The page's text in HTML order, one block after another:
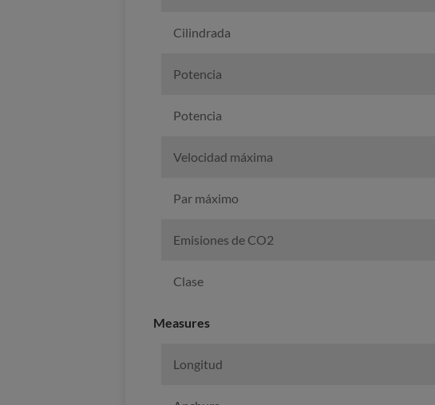
Cilindrada
Potencia
Potencia
Velocidad máxima
Par máximo
Emisiones de CO2
Clase
Measures
Longitud